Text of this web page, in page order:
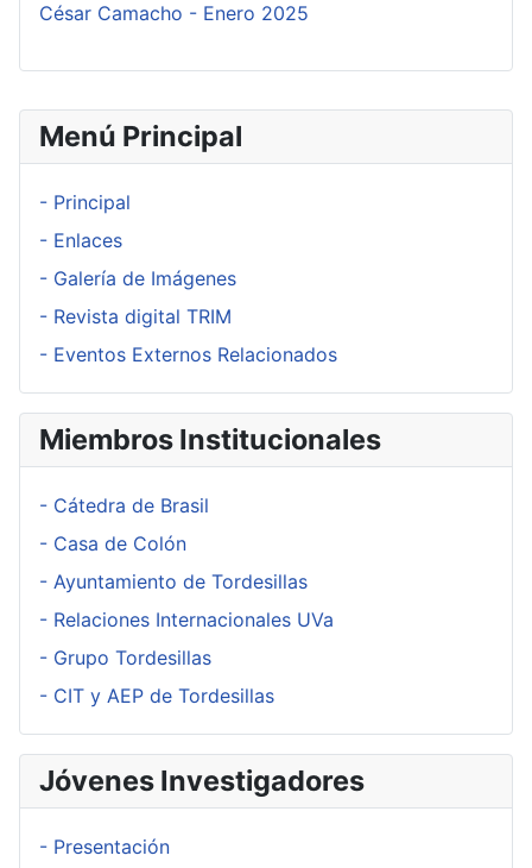
Menú Principal
- Principal
- Enlaces
- Galería de Imágenes
- Revista digital TRIM
- Eventos Externos Relacionados
Miembros Institucionales
- Cátedra de Brasil
- Casa de Colón
- Ayuntamiento de Tordesillas
- Relaciones Internacionales UVa
- Grupo Tordesillas
- CIT y AEP de Tordesillas
Jóvenes Investigadores
- Presentación
César Camacho - Enero 2025